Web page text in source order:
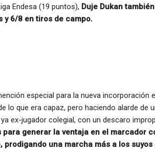
Endesa (19 puntos), Duje Dukan
y 6/8 en tiros de campo.
especial para la nueva incorporación
lo que era capaz, pero haciendo alarde
ex-jugador colegial, con un descaro
para generar la ventaja en el marcador
prodigando una marcha más a los